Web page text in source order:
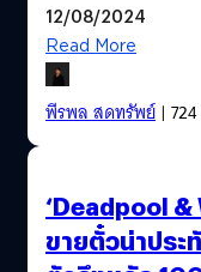
12/08/2024
Read More
พีรพล สดทรัพย์|
‘Deadpool
ขายตั๋วน่าประ